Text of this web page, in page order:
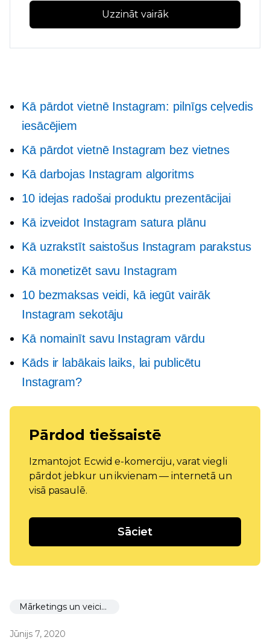
Uzzināt vairāk
Kā pārdot vietnē Instagram: pilnīgs ceļvedis
iesācējiem
Kā pārdot vietnē Instagram bez vietnes
Kā darbojas Instagram algoritms
10 idejas radošai produktu prezentācijai
Kā izveidot Instagram satura plānu
Kā uzrakstīt saistošus Instagram parakstus
Kā monetizēt savu Instagram
10 bezmaksas veidi, kā iegūt vairāk
Instagram sekotāju
Kā nomainīt savu Instagram vārdu
Kāds ir labākais laiks, lai publicētu
Instagram?
Pārdod tiešsaistē
Izmantojot Ecwid e-komerciju, varat viegli
pārdot jebkur un ikvienam — internetā un
visā pasaulē.
Sāciet
Mārketings un veicināšana
Jūnijs 7, 2020